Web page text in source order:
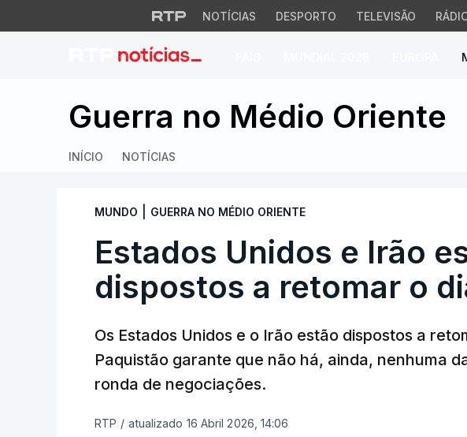
NOTÍCIAS DESPORTO TELEVISÃO
Estados Unidos e Irão
Guerra no Médio Oriente
INÍCIO NOTÍCIAS
MUNDO GUERRA NO MÉDIO ORIENTE
Estados Unidos e Irão
dispostos a retomar o
Os Estados Unidos e o Irão estão dispostos a
Paquistão garante que não há, ainda, nenhuma
ronda de negociações.
RTP / atualizado 16 Abril 2026, 14:06